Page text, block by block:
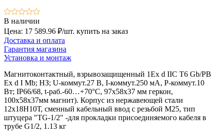
В наличии
Цена: 17 589.96 ₽/шт. купить на заказ
Доставка и оплата
Гарантия магазина
Установка и монтаж
Магнитоконтактный, взрывозащищенный 1Ex d IIC T6 Gb/РB
Ex d I Mb; НЗ; U-коммут.27 В, I-коммут.250 мА, P-коммут.10
Вт; IP66/68, t-раб.-60…+70°C, 97х58х37 мм геркон,
100х58х37мм магнит). Корпус из нержавеющей стали
12х18Н10Т, сменный кабельный ввод с резьбой М25, тип
штуцера "TG-1/2" -для прокладки присоединяемого кабеля в
трубе G1/2, 1.13 кг